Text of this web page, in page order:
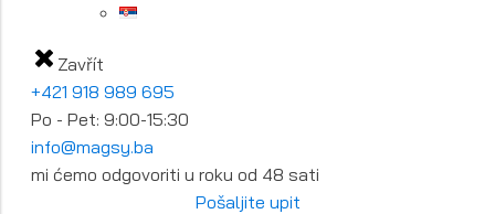
Zavřít
+421 918 989 695
Po - Pet: 9:00-15:30
info@magsy.ba
mi ćemo odgovoriti u roku od 48 sati
Pošaljite upit